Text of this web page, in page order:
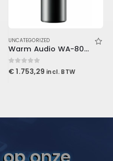
UNCATEGORIZED
Warm Audio WA-8000
0out of 5
€ 1.753,29 incl. BTW